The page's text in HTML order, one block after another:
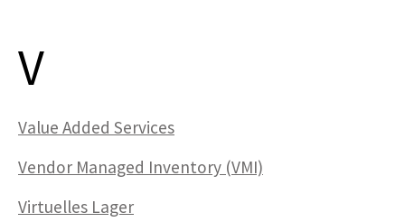
V
Value Added Services
Vendor Managed Inventory (VMI)
Virtuelles Lager